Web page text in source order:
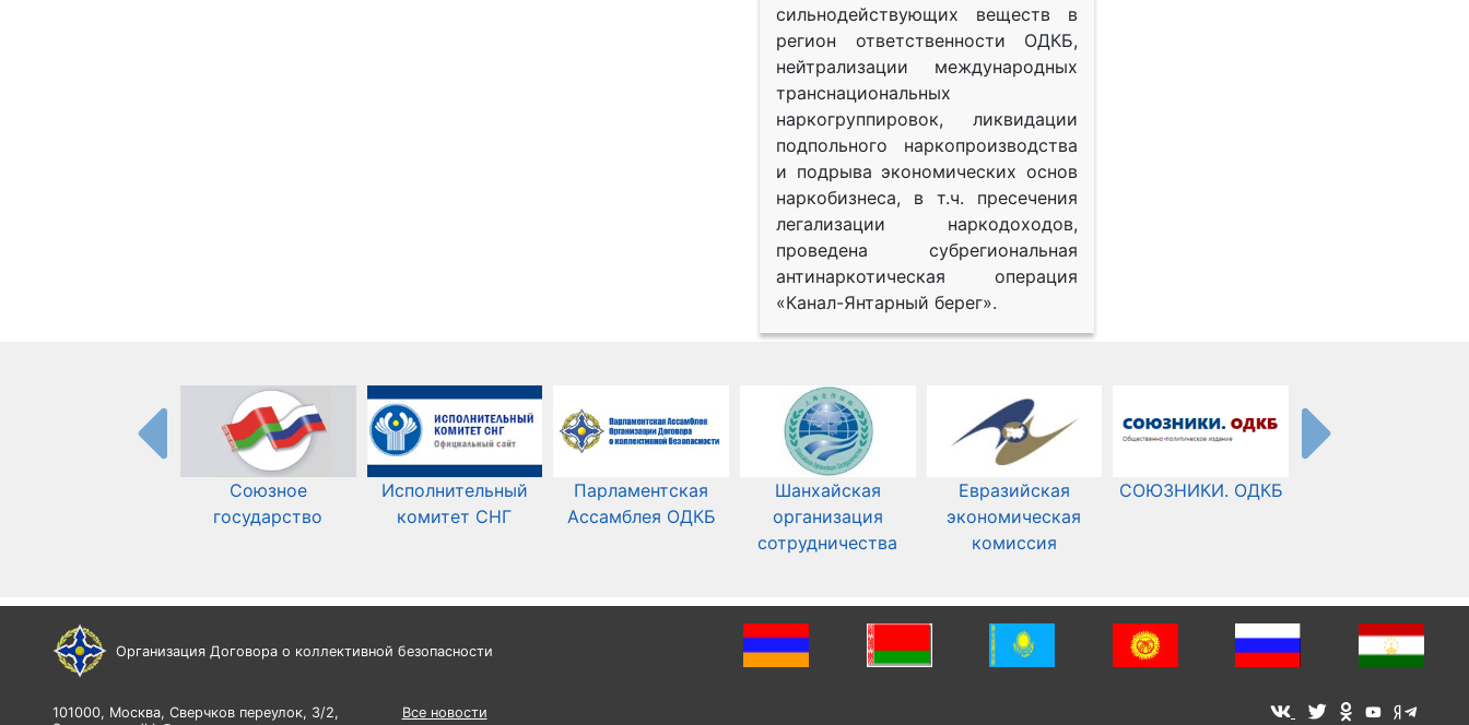
сильнодействующих веществ в
регион ответственности ОДКБ,
нейтрализации международных
транснациональных
наркогруппировок, ликвидации
подпольного наркопроизводства
и подрыва экономических основ
наркобизнеса, в т.ч. пресечения
легализации наркодоходов,
проведена субрегиональная
антинаркотическая операция
«Канал-Янтарный берег».
Союзное
государство
Исполнительный
комитет СНГ
Парламентская
Ассамблея ОДКБ
Шанхайская
организация
сотрудничества
Евразийская
экономическая
комиссия
СОЮЗНИКИ. ОДКБ
Организация Договора о коллективной безопасности
101000, Москва, Сверчков переулок, 3/2,
Все новости